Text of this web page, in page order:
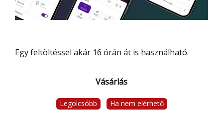
Egy feltöltéssel akár 16 órán át is használható.
Vásárlás
Legolcsóbb Ha nem elérhető